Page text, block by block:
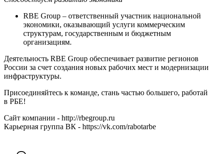
RBE Group – ответственный участник национальной
экономики, оказывающий услуги коммерческим
структурам, государственным и бюджетным
организациям.
Деятельность RBE Group обеспечивает развитие регионов
России за счет создания новых рабочих мест и модернизации
инфраструктуры.
Присоединяйтесь к команде, стань частью большего, работай
в РБЕ!
Сайт компании - http://rbegroup.ru
Карьерная группа ВК - https://vk.com/rabotarbe